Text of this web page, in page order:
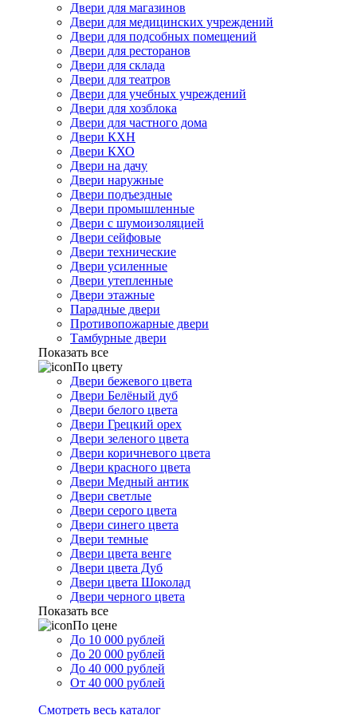
Двери для магазинов
Двери для медицинских учреждений
Двери для подсобных помещений
Двери для ресторанов
Двери для склада
Двери для театров
Двери для учебных учреждений
Двери для хозблока
Двери для частного дома
Двери КХН
Двери КХО
Двери на дачу
Двери наружные
Двери подъездные
Двери промышленные
Двери с шумоизоляцией
Двери сейфовые
Двери технические
Двери усиленные
Двери утепленные
Двери этажные
Парадные двери
Противопожарные двери
Тамбурные двери
Показать все
По цвету
Двери бежевого цвета
Двери Белёный дуб
Двери белого цвета
Двери Грецкий орех
Двери зеленого цвета
Двери коричневого цвета
Двери красного цвета
Двери Медный антик
Двери светлые
Двери серого цвета
Двери синего цвета
Двери темные
Двери цвета венге
Двери цвета Дуб
Двери цвета Шоколад
Двери черного цвета
Показать все
По цене
До 10 000 рублей
До 20 000 рублей
До 40 000 рублей
От 40 000 рублей
Смотреть весь каталог